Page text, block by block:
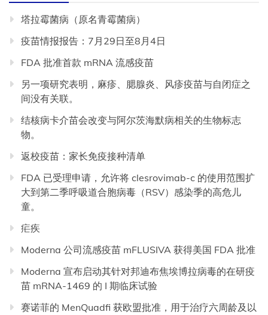
塔拉霉菌病（原名青霉菌病）
疫苗情报报告：7月29日至8月4日
FDA 批准首款 mRNA 流感疫苗
另一项研究表明，麻疹、腮腺炎、风疹疫苗与自闭症之
间没有关联。
结核病卡介苗会改变与阿尔茨海默病相关的生物标志
物。
返校疫苗：家长免疫接种清单
FDA 已受理申请，允许将 clesrovimab-c 的使用范围扩
大到第二季呼吸道合胞病毒（RSV）感染季的高危儿
童。
疟疾
Moderna 公司流感疫苗 mFLUSIVA 获得美国 FDA 批准
Moderna 宣布启动其针对邦迪布焦埃博拉病毒的在研疫
苗 mRNA-1469 的 I 期临床试验
赛诺菲的 MenQuadfi 获欧盟批准，用于治疗六周龄及以